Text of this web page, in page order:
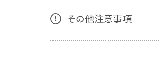
その他注意事項